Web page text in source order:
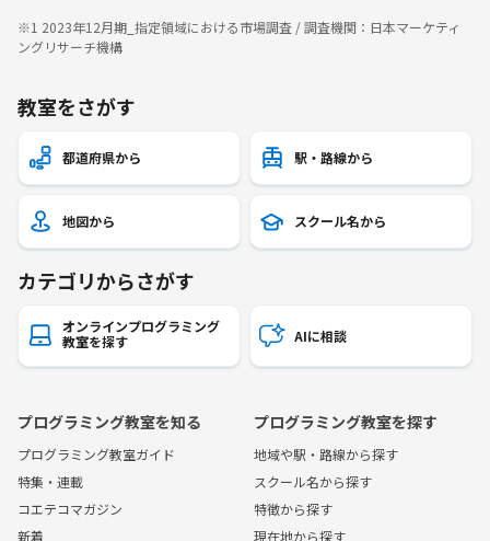
※1 2023年12月期_指定領域における市場調査 / 調査機関：日本マーケティ
ングリサーチ機構
教室をさがす
都道府県から 駅・路線から
地図から スクール名から
カテゴリからさがす
オンラインプログラミング
教室を探す
AIに相談
プログラミング教室を知る
プログラミング教室ガイド
特集・連載
コエテコマガジン
新着
プログラミング教室を探す
地域や駅・路線から探す
スクール名から探す
特徴から探す
現在地から探す